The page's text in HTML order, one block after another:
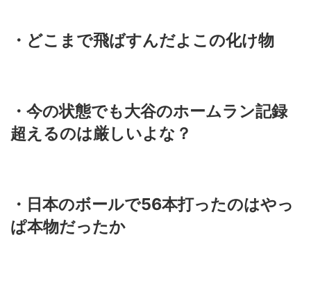
・どこまで飛ばすんだよこの化け物
・今の状態でも大谷のホームラン記録
超えるのは厳しいよな？
・日本のボールで56本打ったのはやっ
ぱ本物だったか